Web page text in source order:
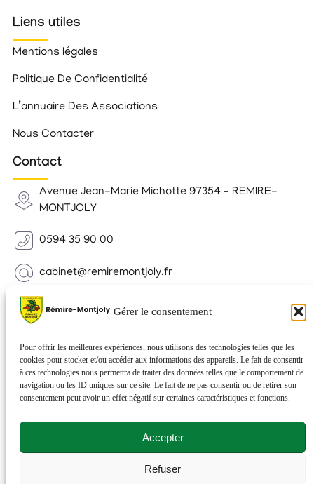
Gérer le consentement
Pour offrir les meilleures expériences, nous utilisons des technologies telles que les
cookies pour stocker et/ou accéder aux informations des appareils. Le fait de consentir
à ces technologies nous permettra de traiter des données telles que le comportement de
navigation ou les ID uniques sur ce site. Le fait de ne pas consentir ou de retirer son
consentement peut avoir un effet négatif sur certaines caractéristiques et fonctions.
Accepter
Refuser
Liens utiles
Mentions légales
Politique De Confidentialité
L’annuaire Des Associations
Nous Contacter
Contact
Avenue Jean-Marie Michotte 97354 – REMIRE-
MONTJOLY
0594 35 90 00
cabinet@remiremontjoly.fr
Newsletter
nouvelles de votre commune.